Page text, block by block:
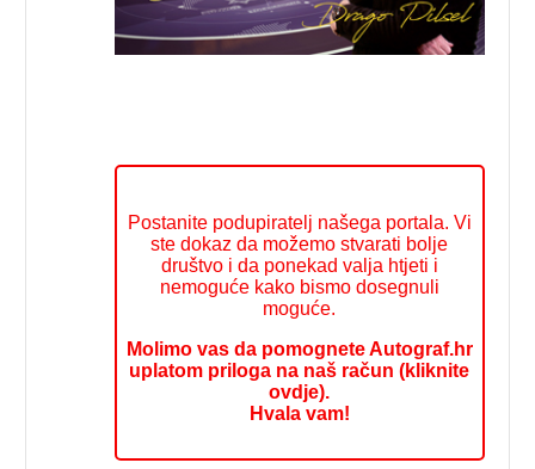
Postanite podupiratelj našega portala. Vi
ste dokaz da možemo stvarati bolje
društvo i da ponekad valja htjeti i
nemoguće kako bismo dosegnuli
moguće.
Molimo vas da pomognete Autograf.hr
uplatom priloga na naš račun (kliknite
ovdje).
Hvala vam!